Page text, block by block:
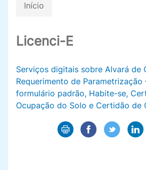
Início
Licenci-E
Serviços digitais sobre Alvará de
Requerimento de Parametrização
formulário padrão, Habite-se,
Ocupação do Solo e Certidão de